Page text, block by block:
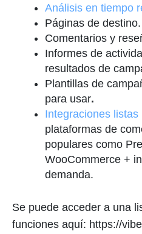
Análisis en tiempo
Páginas de destino.
Comentarios y
Informes de
resultados de
Plantillas de
para usar.
Integraciones listas
plataformas de
populares como
WooCommerce +
demanda.
Se puede acceder a una
funciones aquí: https://